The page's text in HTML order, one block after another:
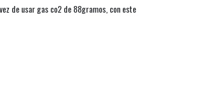
de usar gas co2 de 88gramos, con este